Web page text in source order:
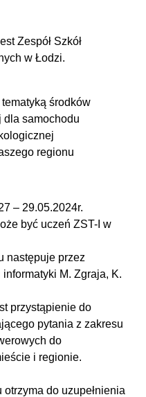
Zespół Szkół
w Łodzi.
środków
dla samochodu
regionu
– 29.05.2024r.
być uczeń ZST-I w
następuje przez
M. Zgraja, K.
przystąpienie do
pytania z zakresu
do
i regionie.
do uzupełnienia